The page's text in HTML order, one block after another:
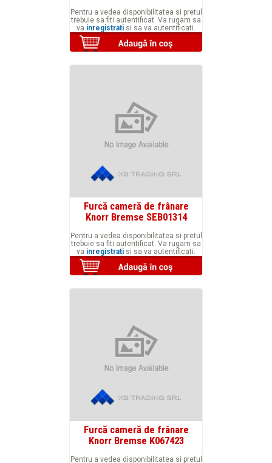
Pentru a vedea disponibilitatea si pretul
trebuie sa fiti autentificat. Va rugam sa
va inregistrati si sa va autentificati.
Furcă cameră de frânare
Knorr Bremse SEB01314
Pentru a vedea disponibilitatea si pretul
trebuie sa fiti autentificat. Va rugam sa
va inregistrati si sa va autentificati.
Furcă cameră de frânare
Knorr Bremse K067423
Pentru a vedea disponibilitatea si pretul